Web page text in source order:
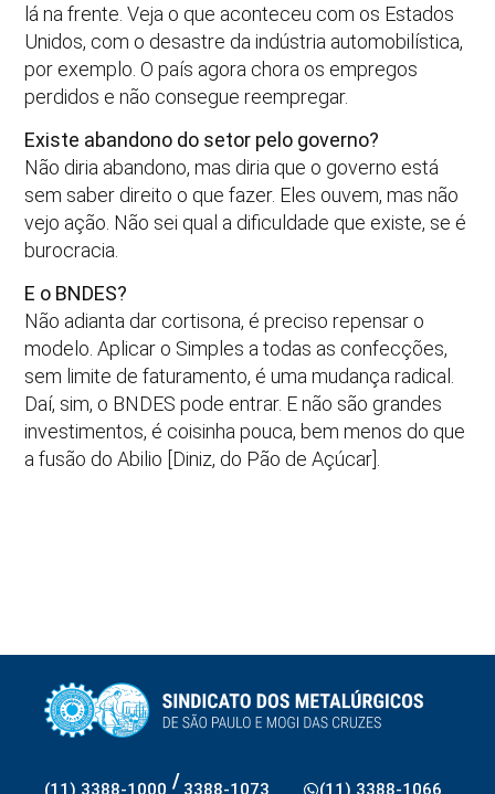
lá na frente. Veja o que aconteceu com os Estados
Unidos, com o desastre da indústria automobilística,
por exemplo. O país agora chora os empregos
perdidos e não consegue reempregar.
Existe abandono do setor pelo governo?
Não diria abandono, mas diria que o governo está
sem saber direito o que fazer. Eles ouvem, mas não
vejo ação. Não sei qual a dificuldade que existe, se é
burocracia.
E o BNDES?
Não adianta dar cortisona, é preciso repensar o
modelo. Aplicar o Simples a todas as confecções,
sem limite de faturamento, é uma mudança radical.
Daí, sim, o BNDES pode entrar. E não são grandes
investimentos, é coisinha pouca, bem menos do que
a fusão do Abilio [Diniz, do Pão de Açúcar].
(11) 3388-1000 / 3388-1073 (11) 3388-1066